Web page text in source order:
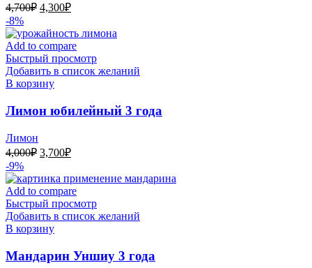
4,700₽ Первоначальная
составляла
4,700₽.
4,300₽Текущая
4,300₽.
-8%
Add to compare
Быстрый просмотр
Добавить в список желаний
В корзину
Лимон юбилейный 3 года
Лимон
4,000₽ Первоначальная
составляла
4,000₽.
3,700₽Текущая
3,700₽.
-9%
Add to compare
Быстрый просмотр
Добавить в список желаний
В корзину
Мандарин Уншиу 3 года